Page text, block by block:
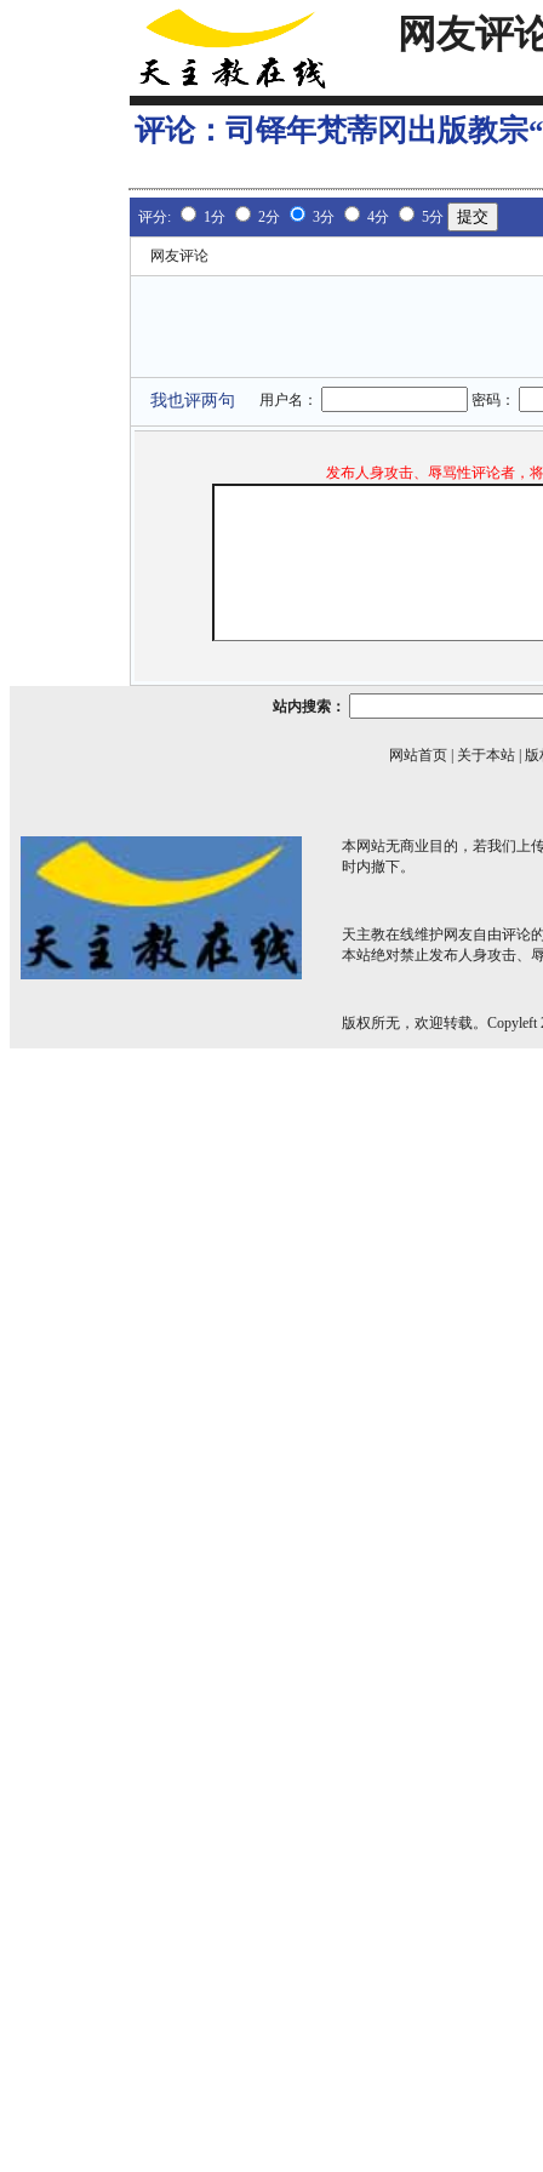
网友评
评论： 司铎年梵蒂冈出版教宗
评分: 1分 2分 3分 4分 5分
网友评论
我也评两句 用户名： 密码：
发布人身攻击、辱骂性评论者，
站内搜索：
网站首页 关于本站 版
本网站无商业目的，若我们上
时内撤下。
天主教在线维护网友自由评论
本站绝对禁止发布人身攻击、
版权所无，欢迎转载。